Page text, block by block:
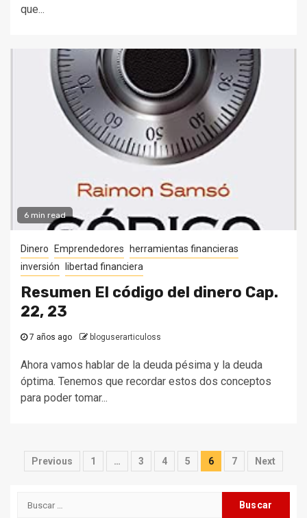
que...
6 min read
Dinero Emprendedores
herramientas financieras
inversión
libertad financiera
Resumen El código del dinero Cap.
22, 23
7 años ago bloguserarticuloss
Ahora vamos hablar de la deuda pésima y la deuda
óptima. Tenemos que recordar estos dos conceptos
para poder tomar...
Paginación
entradas
Previous 1 … 3 4 5 6 7 Next
Buscar: